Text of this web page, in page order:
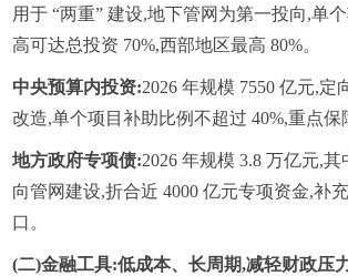
用于 “两重” 建设,地下管网为第一投向,单
高可达总投资 70%,西部地区最高 80%。
中央预算内投资:2026 年规模 7550 亿元,定
改造,单个项目补助比例不超过 40%,重点保
地方政府专项债:2026 年规模 3.8 万亿元,
向管网建设,折合近 4000 亿元专项资金,补
口。
(二)金融工具:低成本、长周期,减轻财政压